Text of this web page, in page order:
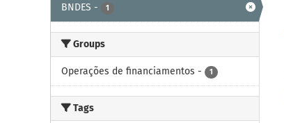
BNDES - 1
Groups
Operações de financiamentos - 1
Tags